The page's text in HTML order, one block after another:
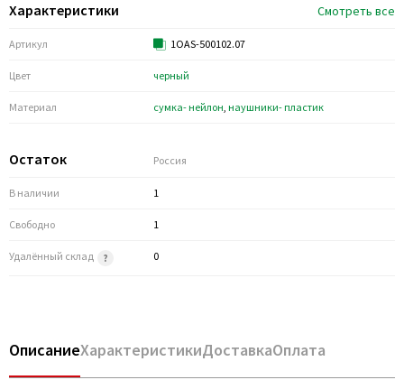
Характеристики Смотреть все
Артикул 1OAS-500102.07
Цвет черный
Материал сумка- нейлон, наушники- пластик
Остаток Россия
В наличии 1
Свободно 1
Удалённый склад 0
ОписаниеХарактеристикиДоставкаОплата